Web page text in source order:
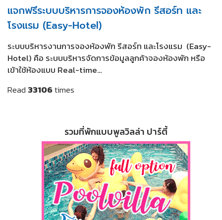
แจกฟรีระบบบริหารการจองห้องพัก รีสอร์ท และ
โรงแรม (Easy-Hotel)
ระบบบริหารงานการจองห้องพัก รีสอร์ท และโรงแรม (Easy-
Hotel) คือ ระบบบริหารจัดการข้อมูลลูกค้าจองห้องพัก หรือ
เข้าใช้ห้องแบบ Real-time…
Read 33106times
รวมที่พักแบบพูลวิลล่า ปาร์ตี้